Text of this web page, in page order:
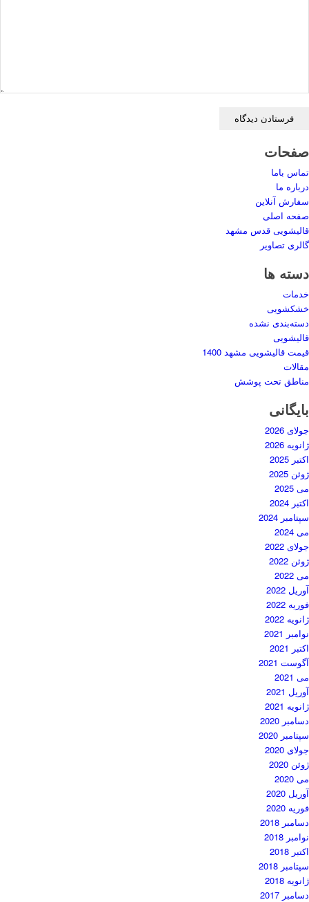
صفحات
تماس باما
درباره ما
سفارش آنلاین
صفحه اصلی
قالیشویی قدس مشهد
گالری تصاویر
دسته ها
خدمات
خشکشویی
دسته‌بندی نشده
قالیشویی
قیمت قالیشویی مشهد 1400
مقالات
مناطق تحت پوشش
بایگانی
جولای 2026
ژانویه 2026
اکتبر 2025
ژوئن 2025
می 2025
اکتبر 2024
سپتامبر 2024
می 2024
جولای 2022
ژوئن 2022
می 2022
آوریل 2022
فوریه 2022
ژانویه 2022
نوامبر 2021
اکتبر 2021
آگوست 2021
می 2021
آوریل 2021
ژانویه 2021
دسامبر 2020
سپتامبر 2020
جولای 2020
ژوئن 2020
می 2020
آوریل 2020
فوریه 2020
دسامبر 2018
نوامبر 2018
اکتبر 2018
سپتامبر 2018
ژانویه 2018
دسامبر 2017